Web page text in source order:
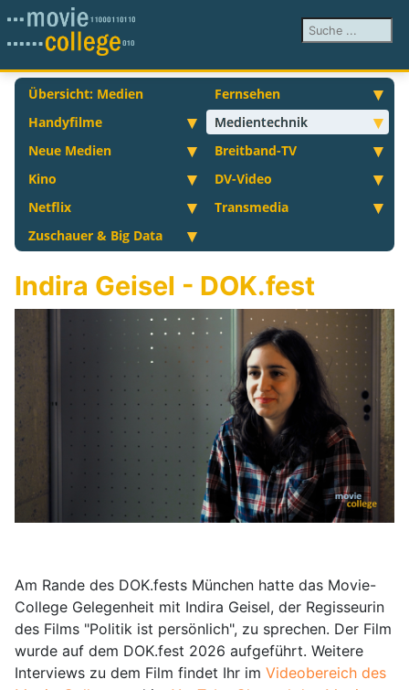
Suchen ...
Übersicht: Medien
Fernsehen
Handyfilme
Medientechnik
Neue Medien
Breitband-TV
Kino
DV-Video
Netflix
Transmedia
Zuschauer & Big Data
Indira Geisel - DOK.fest
Am Rande des DOK.fests München hatte das Movie-
College Gelegenheit mit Indira Geisel, der Regisseurin
des Films "Politik ist persönlich", zu sprechen. Der Film
wurde auf dem DOK.fest 2026 aufgeführt. Weitere
Interviews zu dem Film findet Ihr im Videobereich des